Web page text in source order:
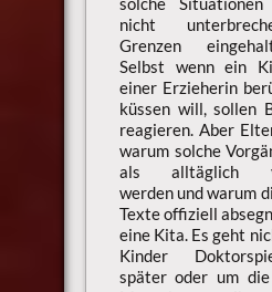
nicht
Grenzen
Selbst wenn ein
einer Erzieherin
küssen will, sollen
reagieren. Aber
warum solche
als alltäglich
werden und warum
Texte offiziell
eine Kita. Es geht
Kinder
später oder um